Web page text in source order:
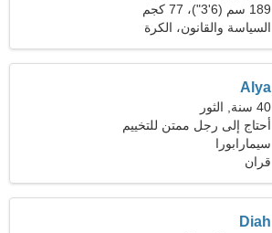
33
189 سم (6'3")، 77 كجم
(169 رطلا)
السياسة والقانون، الكرة
الطائرة
Alya
40 سنة, الثور
أحتاج إلى رجل ممتن للتخييم
سيمارابورا
قران
Diah